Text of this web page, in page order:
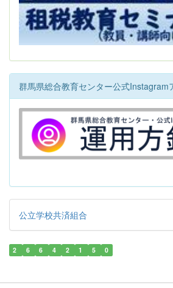
群馬県総合教育センター公式Instagram
公立学校共済組合
2 6 6 4 2 1 5 0